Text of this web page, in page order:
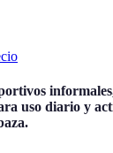
uso diario y